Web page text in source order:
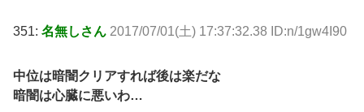
351: 名無しさん 2017/07/01(土) 17:37:32.38 ID:n/1gw4I90
中位は暗闇クリアすれば後は楽だな
暗闇は心臓に悪いわ…